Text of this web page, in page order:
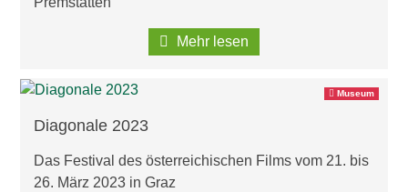
Mehr lesen
Museum
Diagonale 2023
Das Festival des österreichischen Films vom 21. bis
26. März 2023 in Graz